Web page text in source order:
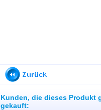
Kunden, die dieses Produkt
gekauft: